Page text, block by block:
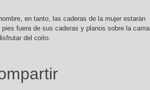
en tanto, las caderas de la mujer estarán
fuera de sus caderas y planos sobre la
del coito.